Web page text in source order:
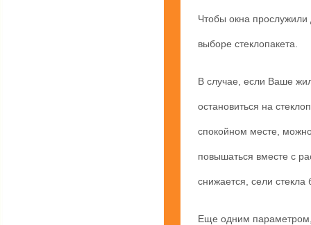
Чтобы окна прослужили
выборе стеклопакета.
В случае, если Ваше
остановиться на
спокойном месте,
повышаться вместе с
снижается, сели
Еще одним параметром,